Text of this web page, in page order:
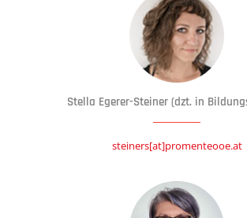
Stella Egerer-Steiner (dzt. in
steiners[at]promenteooe.at